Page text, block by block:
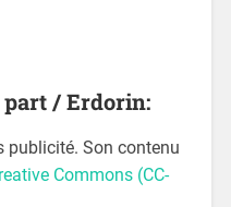
part / Erdorin:
publicité. Son contenu
Commons (CC-